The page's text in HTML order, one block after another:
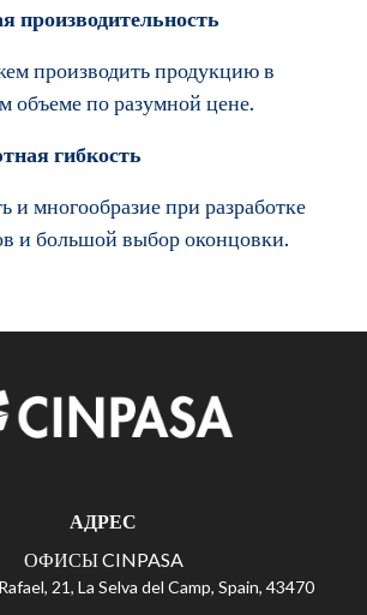
производительность
производить продукцию в
объеме по разумной цене.
гибкость
и многообразие при разработке
и большой выбор оконцовки.
АДРЕС
ОФИСЫ CINPASA
21, La Selva del Camp, Spain, 43470